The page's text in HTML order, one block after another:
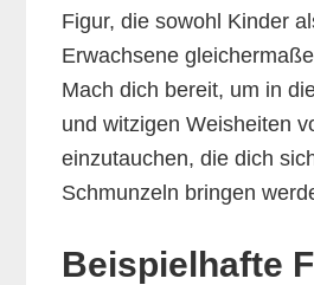
Figur, die sowohl Kinder
Erwachsene
Mach dich bereit, um in
und witzigen Weisheiten
einzutauchen, die dich
Schmunzeln bringen
Beispielhafte